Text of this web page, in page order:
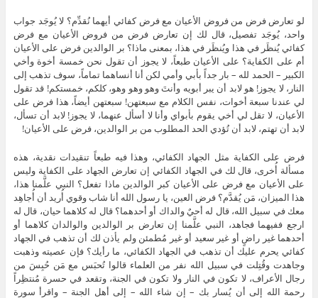
لو تعارض فرض من فروض الأعيان مع فرض كفائي أيهما نُقدِّم؟ لا يُوجَد جواب
واحد، يُوجَد تفصيل، قال لك إن تعارض فرض من فروض الأعيان مع فرض
كفائي يُنظَر في هذا ويُنظَر في هذا، بمعنى ماذا؟ بر الوالدين فرض على الأعيان
أم على الكفاية؟ على الأعيان طبعاً، لا يجوز أن تقول نحن خمسة أخوة وأخي
الكبير – الحمد لله – بار جداً بأبي وأمي لكن أنا أنساهما تماماً، سوف تذهب إلى
النار، لا يجوز! هو لابد أن يبر أبويه وأنتَ وهو وهو وهو، كلكم، خمستكم! قد تقول
لي عندنا سبعة أخوات، نفس الكلام مع سبعتهن! سبعتهن أيضاً، هذا فرض على
الأعيان، لا تقل لي أخي يقوم بأبواي وأنا لا أسأل عنهما، لا يجوز! لابد أن تسأل،
لابد أن تهتم، لابد أن تُؤدي الحد المطلوب من بر الوالدين، فرض على الأعيان!
فرض على الكفاية مثل الجهاد الكفائي، وهذا فيه طبعاً تنقيدات نقدية، هذه
مسألة أُخرى، قال لك في الجهاد الكفائي إن تعارض الجهاد على الكفاية وليس
على الأعيان مع فرض على الأعيان كبر الوالدين ماذا تفعل؟ النبي علَّمنا هذا،
هذا الميزان، مَن يُقدَّم؟ فرض العين، يا رسول الله أنا شاب وقوي أُريد أن أُجاهِد
معك في سبيل الله، قال له أحيٌ والداك أو أحدهما؟ قال له كلاهما حيان، قال له
ارجع ففيهما فجاهد، النبي علَّمنا إن تعارض بر الوالدين والوالدان كلاهما أو
أحدهما غير راضٍ أو غير سعيد أو غير مُطمئن ولم يأذن لك أن تذهب في الجهاد
كفائي يحرم عليك أن تذهب في الجهاد الكفائي، ما رأيك؟ فإن عصيته وذهبت
وجاهدت وقُتِلت في سبيل الله نفر من العلماء قالوا تُحبَس مع مَن حُبِسَ من
رجال الأعراف، لا تكون في النار ولا تكون في الجنة، وتقعد في حسرة مُنتظِراً
رحمة الله إلى أن يُسار بك – إن شاء الله – إلى أهل الجنة – واقرأ سورة